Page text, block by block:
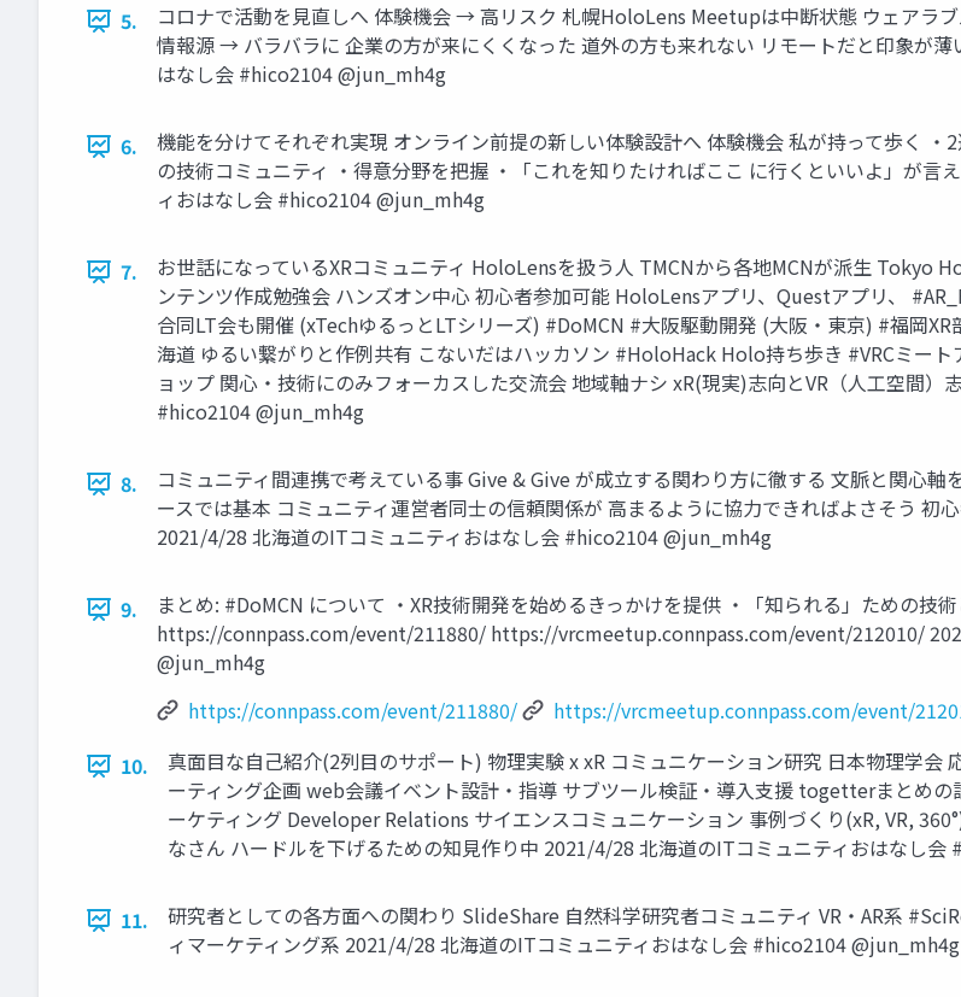
5.
コロナで活動を見直しへ 体験機会 → 高リスク 札幌HoloLens Meetupは中断状態 ウェアラ
情報源 → バラバラに 企業の方が来にくくなった 道外の方も来れない リモートだと印象が
はなし会 #hico2104 @jun_mh4g
6.
機能を分けてそれぞれ実現 オンライン前提の新しい体験設計へ 体験機会 私が持って歩く
の技術コミュニティ ・得意分野を把握 ・「これを知りたければここ に行くといいよ」が
ィおはなし会 #hico2104 @jun_mh4g
7.
お世話になっているXRコミュニティ HoloLensを扱う人 TMCNから各地MCNが派生 Tokyo
ンテンツ作成勉強会 ハンズオン中心 初心者参加可能 HoloLensアプリ、Questアプリ、
合同LT会も開催 (xTechゆるっとLTシリーズ) #DoMCN #大阪駆動開発 (大阪・東京) #福岡
海道 ゆるい繋がりと作例共有 こないだはハッカソン #HoloHack Holo持ち歩き #VRCミー
ョップ 関心・技術にのみフォーカスした交流会 地域軸ナシ xR(現実)志向とVR（人工空間
#hico2104 @jun_mh4g
8.
コミュニティ間連携で考えている事 Give & Give が成立する関わり方に徹する 文脈と関心
ースでは基本 コミュニティ運営者同士の信頼関係が 高まるように協力できればよさそう 初
2021/4/28 北海道のITコミュニティおはなし会 #hico2104 @jun_mh4g
9.
まとめ: #DoMCN について ・XR技術開発を始めるきっかけを提供 ・「知られる」ための技
https://connpass.com/event/211880/ https://vrcmeetup.connpass.com/event/212010/
@jun_mh4g
https://connpass.com/event/211880/
https://vrcmeetup.connpass.com/event/
10.
真面目な自己紹介(2列目のサポート) 物理実験 x xR コミュニケーション研究 日本物理学会
ーティング企画 web会議イベント設計・指導 サブツール検証・導入支援 togetterまとめの
ーケティング Developer Relations サイエンスコミュニケーション 事例づくり(xR, VR,
なさん ハードルを下げるための知見作り中 2021/4/28 北海道のITコミュニティおはなし
11.
研究者としての各方面への関わり SlideShare 自然科学研究者コミュニティ VR・AR系
ィマーケティング系 2021/4/28 北海道のITコミュニティおはなし会 #hico2104 @jun_mh4g